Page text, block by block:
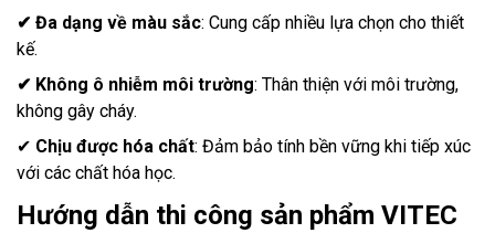
✔ Đa dạng về màu sắc: Cung cấp nhiều lựa chọn cho thiết
kế.
✔ Không ô nhiễm môi trường: Thân thiện với môi trường,
không gây cháy.
✔ Chịu được hóa chất: Đảm bảo tính bền vững khi tiếp xúc
với các chất hóa học.
Hướng dẫn thi công sản phẩm VITEC